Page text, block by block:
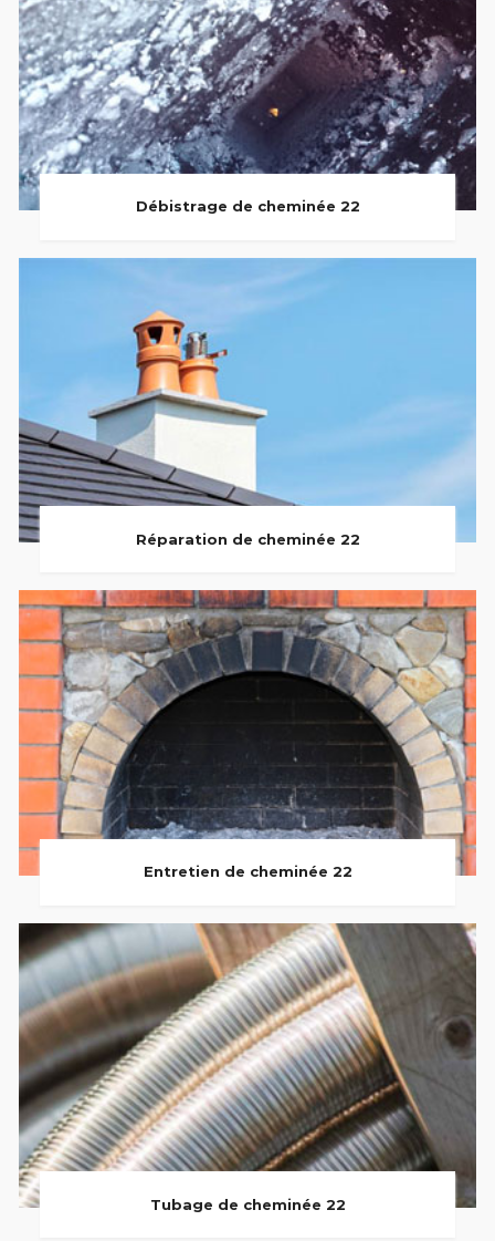
Débistrage de cheminée 22
Réparation de cheminée 22
Entretien de cheminée 22
Tubage de cheminée 22